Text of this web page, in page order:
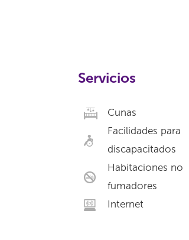
Servicios
Cunas
Facilidades para
discapacitados
Habitaciones no
fumadores
Internet